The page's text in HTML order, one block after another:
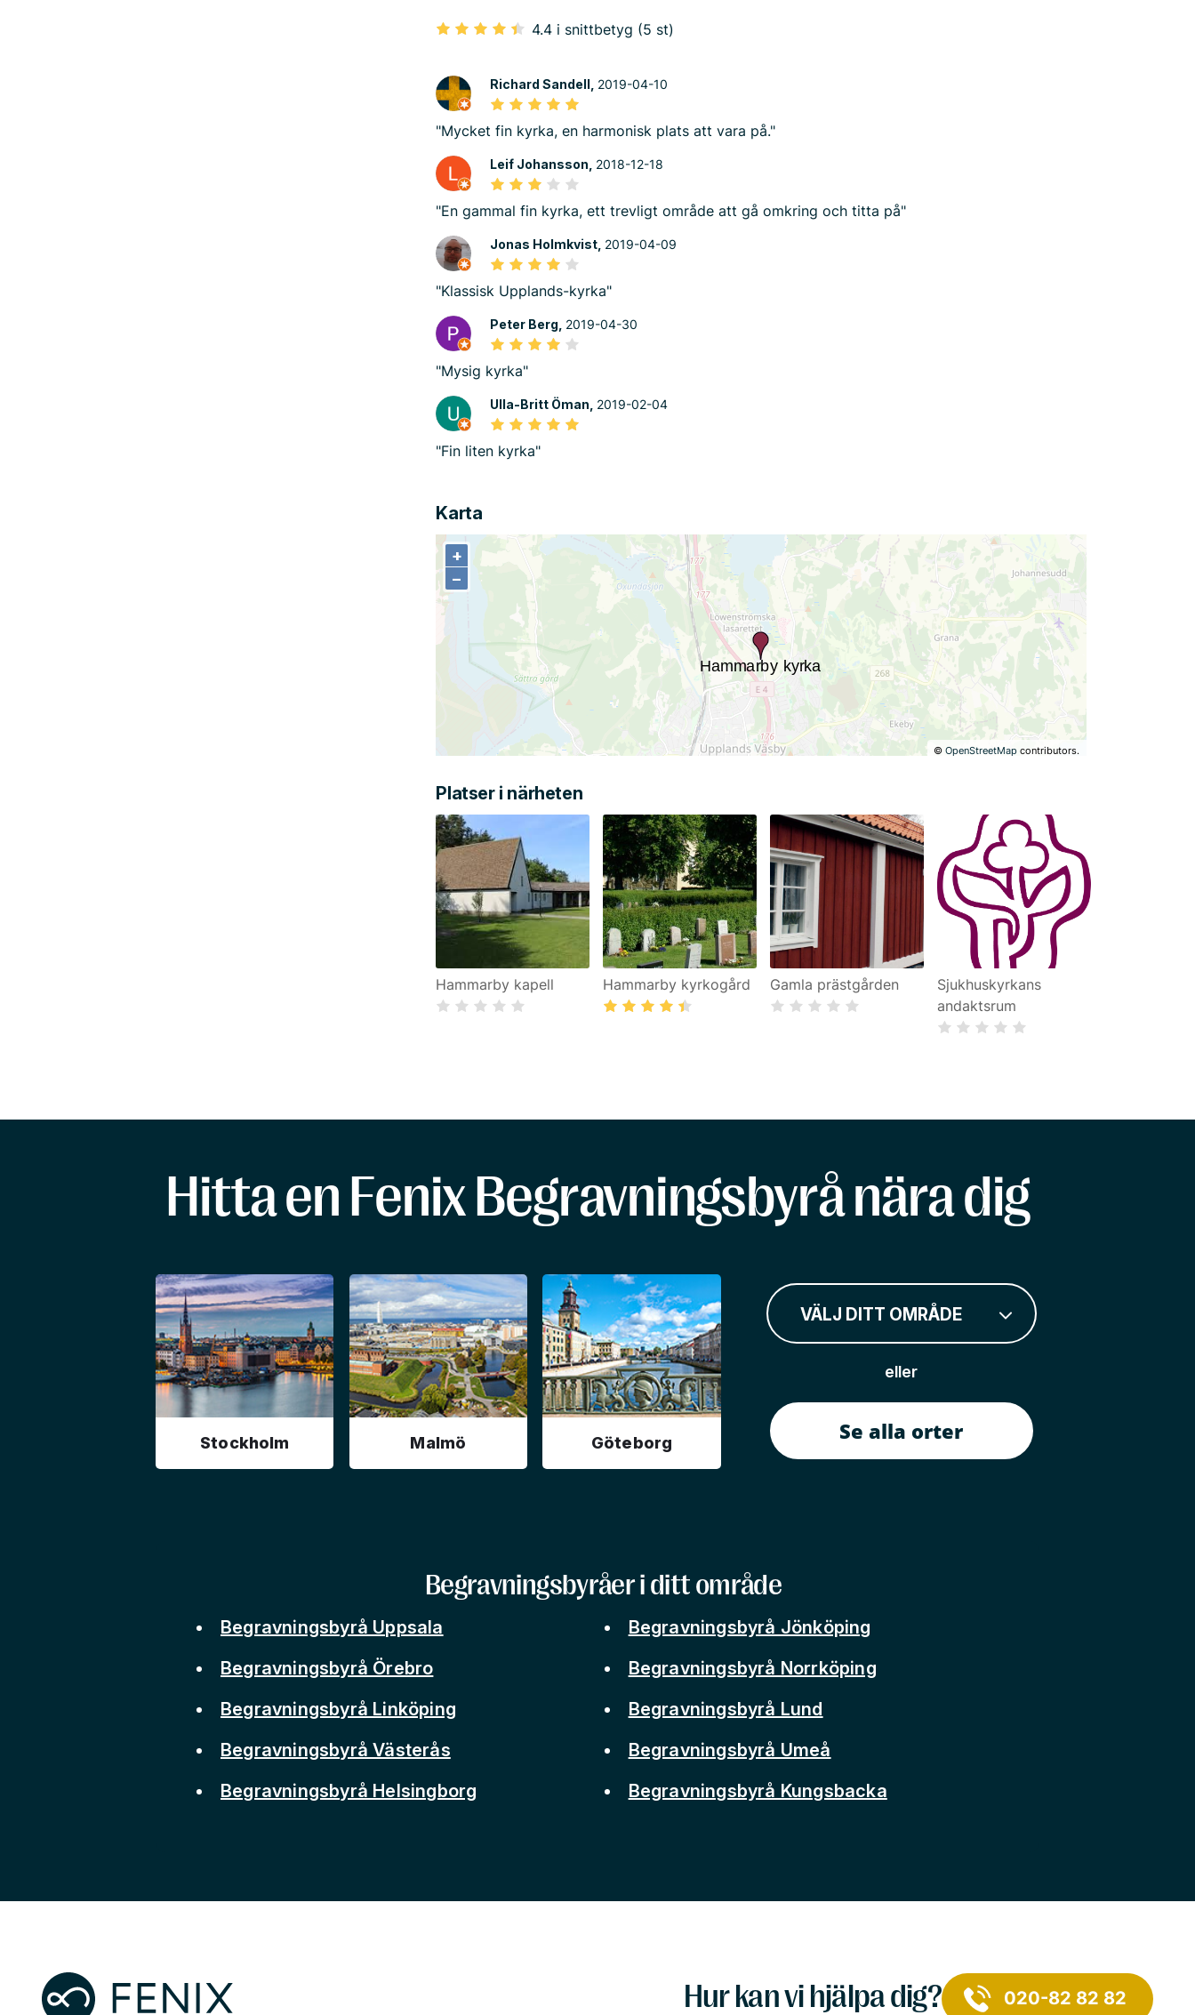
4.4 i snittbetyg (5 st)
Richard Sandell, 2019-04-10
"Mycket fin kyrka, en harmonisk plats att vara på."
Leif Johansson, 2018-12-18
"En gammal fin kyrka, ett trevligt område att gå omkring och titta på"
Jonas Holmkvist, 2019-04-09
"Klassisk Upplands-kyrka"
Peter Berg, 2019-04-30
"Mysig kyrka"
Ulla-Britt Öman, 2019-02-04
"Fin liten kyrka"
Karta
+
−
©OpenStreetMap contributors.
+
−
Platser i närheten
Hammarby kapell Hammarby kyrkogård Gamla prästgården
Sjukhuskyrkans
andaktsrum
Hitta en Fenix Begravningsbyrå nära dig
Stockholm Malmö Göteborg
VÄLJ DITT OMRÅDE
eller
Se alla orter
Begravningsbyråer i ditt område
Begravningsbyrå Uppsala
Begravningsbyrå Örebro
Begravningsbyrå Linköping
Begravningsbyrå Västerås
Begravningsbyrå Helsingborg
Begravningsbyrå Jönköping
Begravningsbyrå Norrköping
Begravningsbyrå Lund
Begravningsbyrå Umeå
Begravningsbyrå Kungsbacka
Hur kan vi hjälpa dig? 020-82 82 82